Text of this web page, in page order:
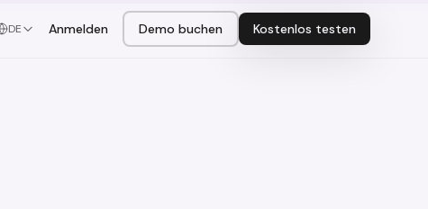
DE Anmelden Demo buchen Kostenlos testen